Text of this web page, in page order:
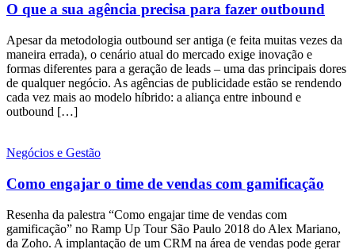
O que a sua agência precisa para fazer outbound
Apesar da metodologia outbound ser antiga (e feita muitas vezes da
maneira errada), o cenário atual do mercado exige inovação e
formas diferentes para a geração de leads – uma das principais dores
de qualquer negócio. As agências de publicidade estão se rendendo
cada vez mais ao modelo híbrido: a aliança entre inbound e
outbound […]
Negócios e Gestão
Como engajar o time de vendas com gamificação
Resenha da palestra “Como engajar time de vendas com
gamificação” no Ramp Up Tour São Paulo 2018 do Alex Mariano,
da Zoho. A implantação de um CRM na área de vendas pode gerar